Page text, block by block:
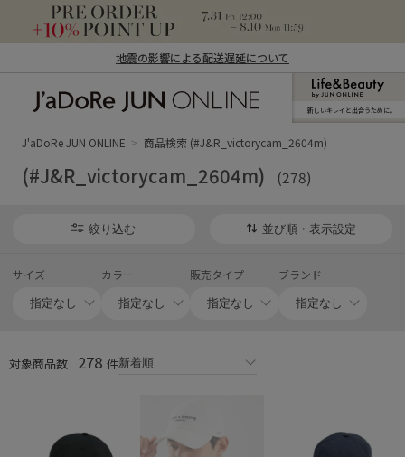
地震の影響による配送遅延について
ン オンライン）
新しいキレイと出合うために。
J'aDoRe JUN ONLINE 商品検索 (#J&R_victorycam_2604m)
(#J&R_victorycam_2604m) (278)
絞り込む 並び順・表示設定
サイズ カラー 販売タイプ ブランド
対象商品数 278 件